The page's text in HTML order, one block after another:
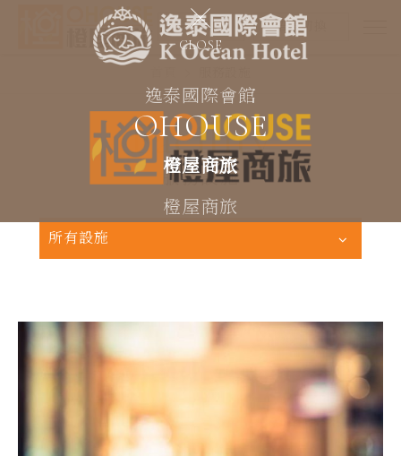
CLOSE
OHOUSE
橙屋商旅
逸泰國際會館
橙屋商旅
Facility
服務設施
所有設施
線上訂房 語言切換
Select Language